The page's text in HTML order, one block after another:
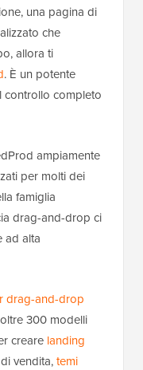
una pagina di
che
allora ti
. È un potente
controllo completo
ampiamente
per molti dei
famiglia
drag-and-drop ci
ad alta
drag-and-drop
300 modelli
creare landing
vendita,temi